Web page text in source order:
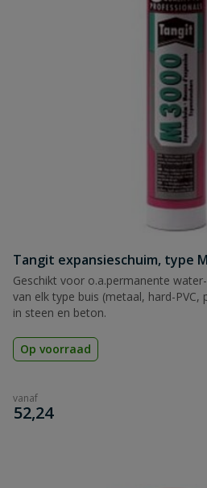
Tangit expansieschuim, type
Geschikt voor o.a.permanente
van elk type buis (metaal, hard-
in steen en beton.
Op voorraad
vanaf
€
52,24